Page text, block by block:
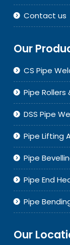
Contact us
Our
CS Pipe
Pipe
DSS Pipe
Pipe Lifting
Pipe
Pipe End
Pipe
Our